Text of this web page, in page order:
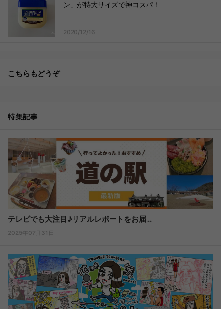
ン」が特大サイズで神コスパ！
2020/12/16
こちらもどうぞ
特集記事
テレビでも大注目♪リアルレポートをお届...
2025年07月31日